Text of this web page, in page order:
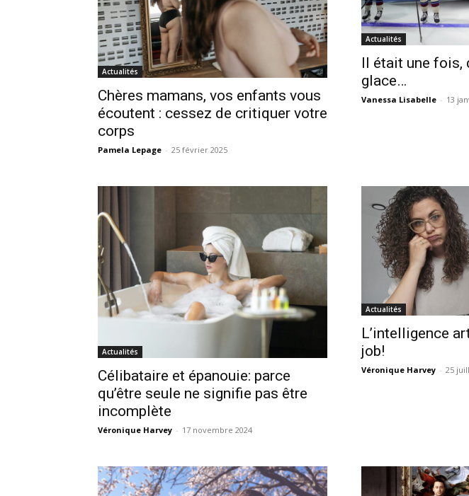
Actualités
Chères mamans, vos enfants vous
écoutent : cessez de critiquer votre
corps
Pamela Lepage - 25 février 2025
Actualités
Il était une fois,
glace…
Vanessa Lisabelle - 13
Actualités
Célibataire et épanouie: parce
qu’être seule ne signifie pas être
incomplète
Véronique Harvey - 17 novembre 2024
Actualités
L’intelligence
job!
Véronique Harvey - 25